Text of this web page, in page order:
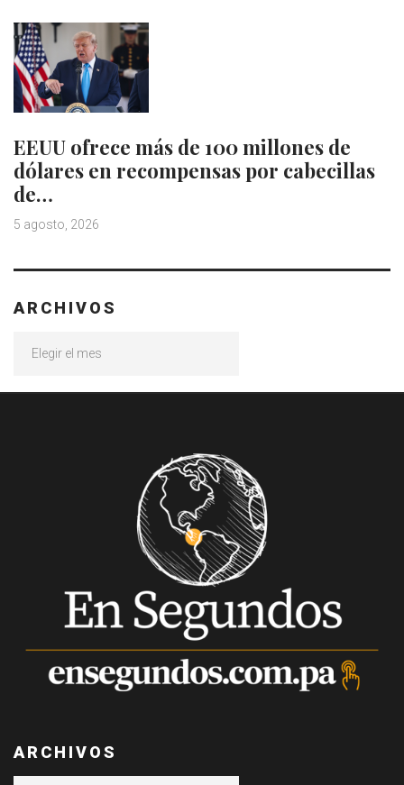
EEUU ofrece más de 100 millones de
dólares en recompensas por cabecillas
de…
5 agosto, 2026
ARCHIVOS
ARCHIVOS